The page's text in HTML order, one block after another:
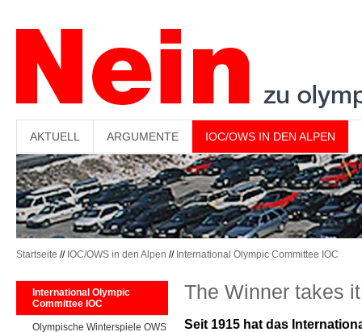
AKTUELL ARGUMENTE IOC/OWS IN DEN ALPEN
Startseite // IOC/OWS in den Alpen // International Olympic Committee IOC
International Olympic
Committee IOC
Olympische Winterspiele OWS
The Winner takes
Seit 1915 hat das